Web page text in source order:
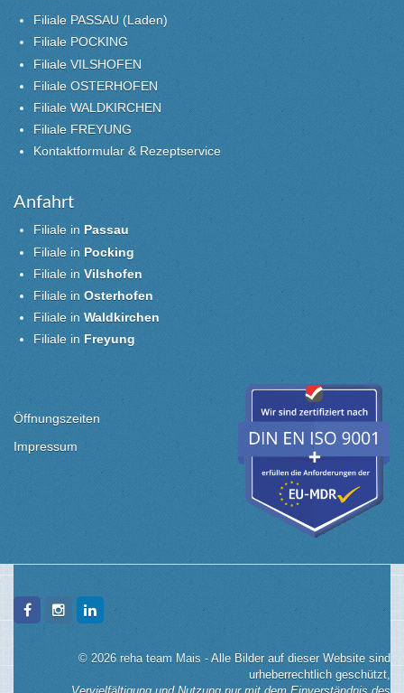
Filiale PASSAU (Laden)
Filiale POCKING
Filiale VILSHOFEN
Filiale OSTERHOFEN
Filiale WALDKIRCHEN
Filiale FREYUNG
Kontaktformular & Rezeptservice
Anfahrt
Filiale in Passau
Filiale in Pocking
Filiale inVilshofen
Filiale inOsterhofen
Filiale inWaldkirchen
Filiale inFreyung
Öffnungszeiten
Impressum
© 2026 reha team Mais - Alle Bilder auf dieser Website sind
urheberrechtlich geschützt,